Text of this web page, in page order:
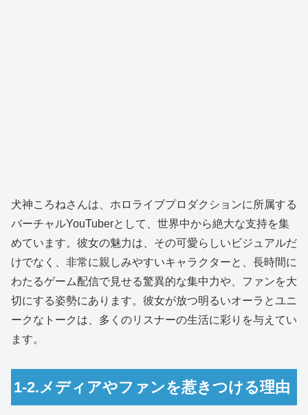
犬神ころねさんは、ホロライブプロダクションに所属する
バーチャルYouTuberとして、世界中から絶大な支持を集
めています。彼女の魅力は、その可愛らしいビジュアルだ
けでなく、非常に親しみやすいキャラクターと、長時間に
わたるゲーム配信で見せる驚異的な集中力や、ファンを大
切にする姿勢にあります。彼女が放つ明るいオーラとユニ
ークなトークは、多くのリスナーの生活に彩りを与えてい
ます。
1-2.メディアやファンを惹きつける理由